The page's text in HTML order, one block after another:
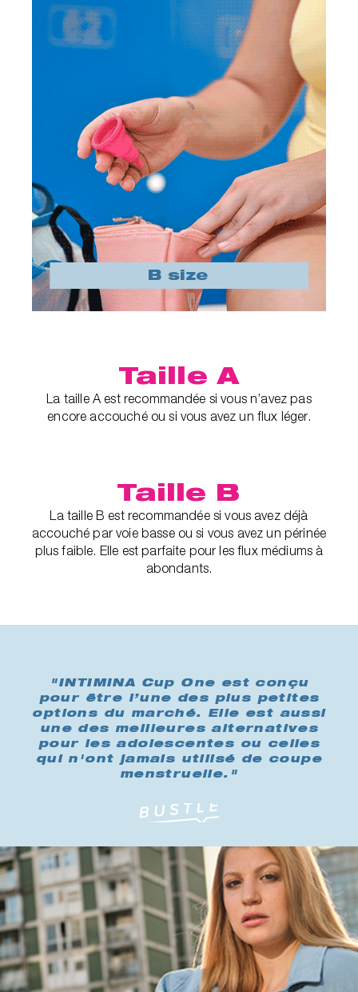
Taille A
La taille A est recommandée si vous n’avez pas
encore accouché ou si vous avez un flux léger.
Taille B
La taille B est recommandée si vous avez déjà
accouché par voie basse ou si vous avez un périnée
plus faible. Elle est parfaite pour les flux médiums à
abondants.
"INTIMINA Cup One est conçu
pour être l’une des plus petites
options du marché. Elle est aussi
une des meilleures alternatives
pour les adolescentes ou celles
qui n'ont jamais utilisé de coupe
menstruelle."